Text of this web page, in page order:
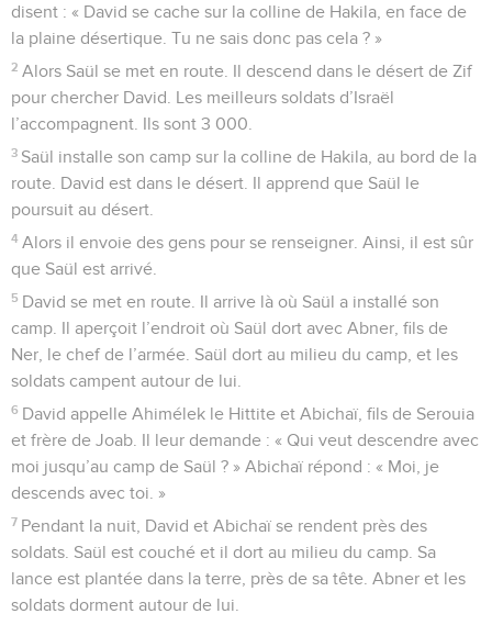
disent : « David se cache sur la colline de Hakila, en face de
la plaine désertique. Tu ne sais donc pas cela ? »
2 Alors Saül se met en route. Il descend dans le désert de Zif
pour chercher David. Les meilleurs soldats d’Israël
l’accompagnent. Ils sont 3 000.
3 Saül installe son camp sur la colline de Hakila, au bord de la
route. David est dans le désert. Il apprend que Saül le
poursuit au désert.
4 Alors il envoie des gens pour se renseigner. Ainsi, il est sûr
que Saül est arrivé.
5 David se met en route. Il arrive là où Saül a installé son
camp. Il aperçoit l’endroit où Saül dort avec Abner, fils de
Ner, le chef de l’armée. Saül dort au milieu du camp, et les
soldats campent autour de lui.
6 David appelle Ahimélek le Hittite et Abichaï, fils de Serouia
et frère de Joab. Il leur demande : « Qui veut descendre avec
moi jusqu’au camp de Saül ? » Abichaï répond : « Moi, je
descends avec toi. »
7 Pendant la nuit, David et Abichaï se rendent près des
soldats. Saül est couché et il dort au milieu du camp. Sa
lance est plantée dans la terre, près de sa tête. Abner et les
soldats dorment autour de lui.